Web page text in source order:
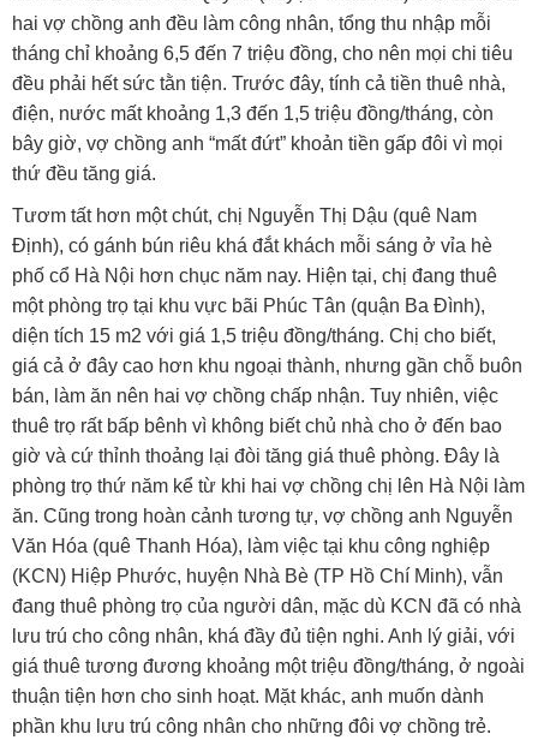
hai vợ chồng anh đều làm công nhân, tổng thu nhập mỗi
tháng chỉ khoảng 6,5 đến 7 triệu đồng, cho nên mọi chi tiêu
đều phải hết sức tằn tiện. Trước đây, tính cả tiền thuê nhà,
điện, nước mất khoảng 1,3 đến 1,5 triệu đồng/tháng, còn
bây giờ, vợ chồng anh “mất đứt” khoản tiền gấp đôi vì mọi
thứ đều tăng giá.
Tươm tất hơn một chút, chị Nguyễn Thị Dậu (quê Nam
Ðịnh), có gánh bún riêu khá đắt khách mỗi sáng ở vỉa hè
phố cổ Hà Nội hơn chục năm nay. Hiện tại, chị đang thuê
một phòng trọ tại khu vực bãi Phúc Tân (quận Ba Ðình),
diện tích 15 m2 với giá 1,5 triệu đồng/tháng. Chị cho biết,
giá cả ở đây cao hơn khu ngoại thành, nhưng gần chỗ buôn
bán, làm ăn nên hai vợ chồng chấp nhận. Tuy nhiên, việc
thuê trọ rất bấp bênh vì không biết chủ nhà cho ở đến bao
giờ và cứ thỉnh thoảng lại đòi tăng giá thuê phòng. Ðây là
phòng trọ thứ năm kể từ khi hai vợ chồng chị lên Hà Nội làm
ăn. Cũng trong hoàn cảnh tương tự, vợ chồng anh Nguyễn
Văn Hóa (quê Thanh Hóa), làm việc tại khu công nghiệp
(KCN) Hiệp Phước, huyện Nhà Bè (TP Hồ Chí Minh), vẫn
đang thuê phòng trọ của người dân, mặc dù KCN đã có nhà
lưu trú cho công nhân, khá đầy đủ tiện nghi. Anh lý giải, với
giá thuê tương đương khoảng một triệu đồng/tháng, ở ngoài
thuận tiện hơn cho sinh hoạt. Mặt khác, anh muốn dành
phần khu lưu trú công nhân cho những đôi vợ chồng trẻ.